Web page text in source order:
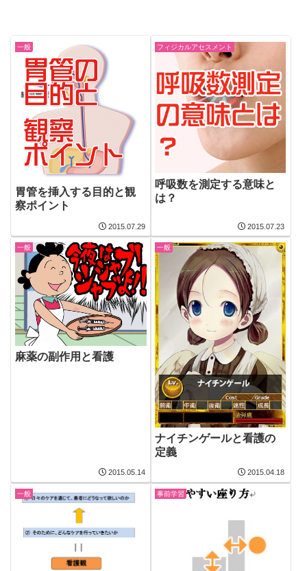
一般
胃管を挿入する目的と観
察ポイント
2015.07.29
フィジカルアセスメント
呼吸数を測定する意味と
は？
2015.07.23
一般
麻薬の副作用と看護
2015.05.14
一般
ナイチンゲールと看護の
定義
2015.04.18
一般 事前学習